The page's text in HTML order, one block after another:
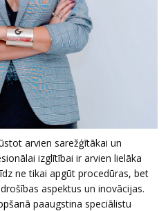
arvien sarežģītākai un
izglītībai ir arvien lielāka
ne tikai apgūt procedūras, bet
aspektus un inovācijas.
paaugstina speciālistu